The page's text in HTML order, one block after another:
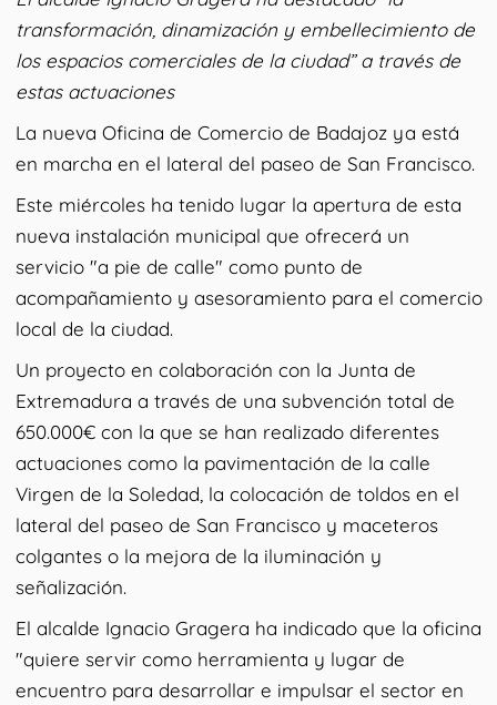
transformación, dinamización y embellecimiento de
los espacios comerciales de la ciudad” a través de
estas actuaciones
La nueva Oficina de Comercio de Badajoz ya está
en marcha en el lateral del paseo de San Francisco.
Este miércoles ha tenido lugar la apertura de esta
nueva instalación municipal que ofrecerá un
servicio "a pie de calle" como punto de
acompañamiento y asesoramiento para el comercio
local de la ciudad.
Un proyecto en colaboración con la Junta de
Extremadura a través de una subvención total de
650.000€ con la que se han realizado diferentes
actuaciones como la pavimentación de la calle
Virgen de la Soledad, la colocación de toldos en el
lateral del paseo de San Francisco y maceteros
colgantes o la mejora de la iluminación y
señalización.
El alcalde Ignacio Gragera ha indicado que la oficina
"quiere servir como herramienta y lugar de
encuentro para desarrollar e impulsar el sector en